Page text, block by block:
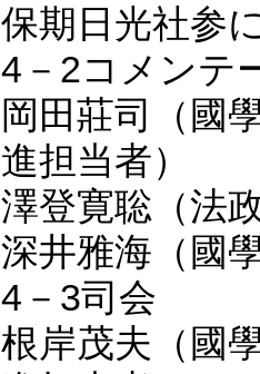
保期日光社参
4－2コメンテ
岡田莊司（國
進担当者）
澤登寛聡（法
深井雅海（國
4－3司会
根岸茂夫（國